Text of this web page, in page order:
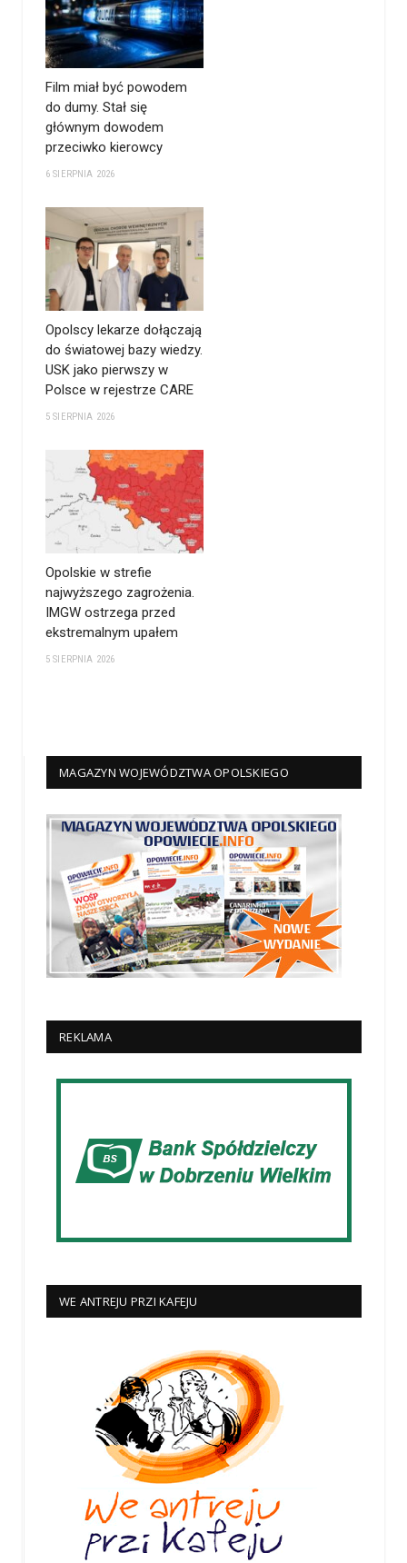
Film miał być powodem
do dumy. Stał się
głównym dowodem
przeciwko kierowcy
6 SIERPNIA 2026
Opolscy lekarze dołączają
do światowej bazy wiedzy.
USK jako pierwszy w
Polsce w rejestrze CARE
5 SIERPNIA 2026
Opolskie w strefie
najwyższego zagrożenia.
IMGW ostrzega przed
ekstremalnym upałem
5 SIERPNIA 2026
MAGAZYN WOJEWÓDZTWA OPOLSKIEGO
REKLAMA
WE ANTREJU PRZI KAFEJU